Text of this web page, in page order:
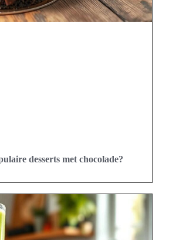
desserts met chocolade?